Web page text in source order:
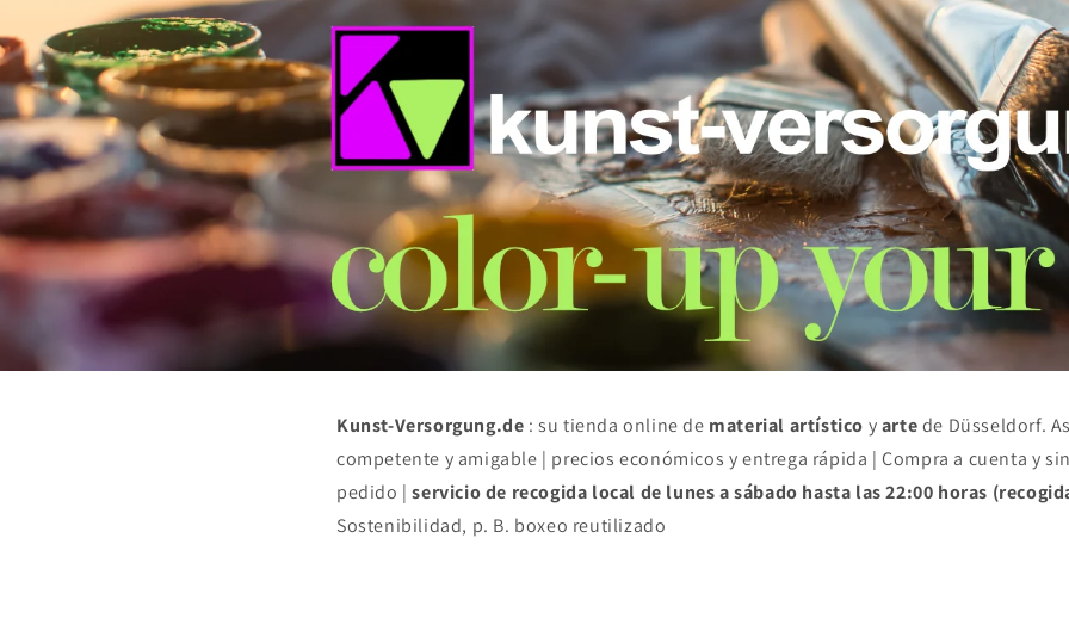
Kunst-Versorgung.de : su tienda online de material artístico yartede Düsseldorf.
competente y amigable | precios económicos y entrega rápida | Compra a cuenta y
pedido |servicio de recogida local de lunes a sábado hasta las 22:00 horas
Sostenibilidad, p. B. boxeo reutilizado